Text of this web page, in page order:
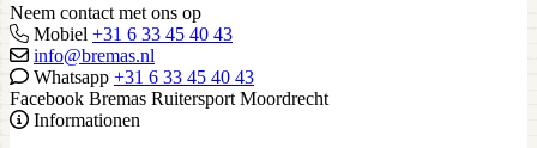
Neem contact met ons op
Mobiel +31 6 33 45 40 43
info@bremas.nl
Whatsapp +31 6 33 45 40 43
Facebook Bremas Ruitersport Moordrecht
Informationen